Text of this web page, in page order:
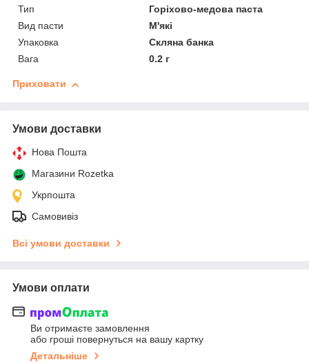
Тип
Горіхово-медова паста
Вид пасти
М'які
Упаковка
Скляна банка
Вага
0.2 г
Приховати
Умови доставки
Нова Пошта
Магазини Rozetka
Укрпошта
Самовивіз
Всі умови доставки
Умови оплати
Ви отримаєте замовлення
або гроші повернуться на вашу картку
Детальніше